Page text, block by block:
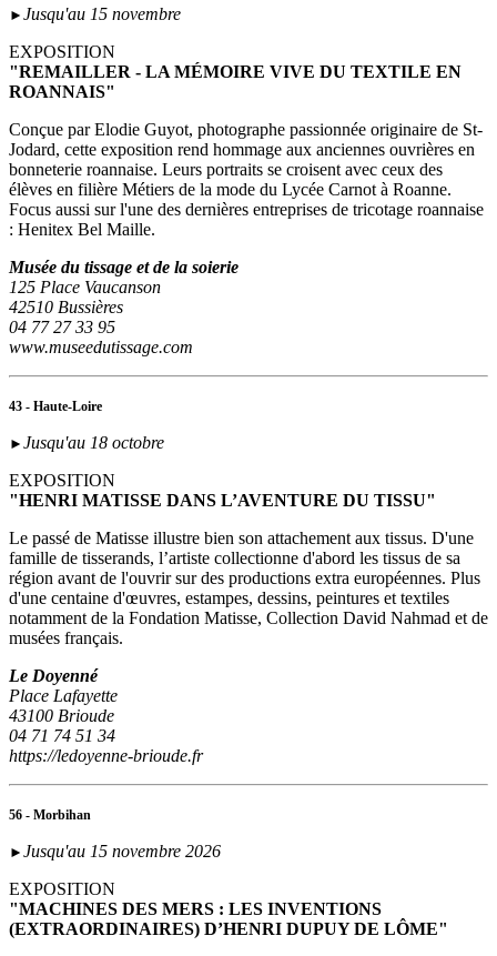
► Jusqu'au 15 novembre
EXPOSITION
"REMAILLER - LA MÉMOIRE VIVE DU TEXTILE EN
ROANNAIS"
Conçue par Elodie Guyot, photographe passionnée originaire de St-
Jodard, cette exposition rend hommage aux anciennes ouvrières en
bonneterie roannaise. Leurs portraits se croisent avec ceux des
élèves en filière Métiers de la mode du Lycée Carnot à Roanne.
Focus aussi sur l'une des dernières entreprises de tricotage roannaise
: Henitex Bel Maille.
Musée du tissage et de la soierie
125 Place Vaucanson
42510 Bussières
04 77 27 33 95
www.museedutissage.com
43 - Haute-Loire
► Jusqu'au 18 octobre
EXPOSITION
"HENRI MATISSE DANS L’AVENTURE DU TISSU"
Le passé de Matisse illustre bien son attachement aux tissus. D'une
famille de tisserands, l’artiste collectionne d'abord les tissus de sa
région avant de l'ouvrir sur des productions extra européennes. Plus
d'une centaine d'œuvres, estampes, dessins, peintures et textiles
notamment de la Fondation Matisse, Collection David Nahmad et de
musées français.
Le Doyenné
Place Lafayette
43100 Brioude
04 71 74 51 34
https://ledoyenne-brioude.fr
56 - Morbihan
► Jusqu'au 15 novembre 2026
EXPOSITION
"MACHINES DES MERS : LES INVENTIONS
(EXTRAORDINAIRES) D’HENRI DUPUY DE LÔME"